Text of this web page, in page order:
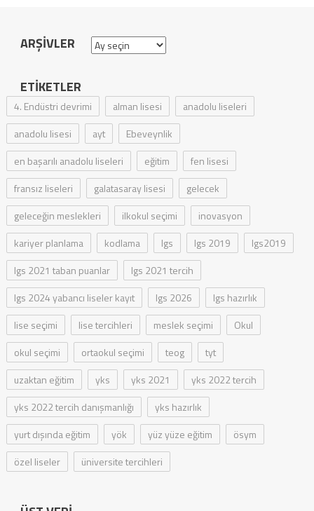
ARŞIVLER Arşivler
ETIKETLER
4. Endüstri devrimi alman lisesi
anadolu liseleri
anadolu lisesi
ayt
Ebeveynlik
en başarılı anadolu liseleri
eğitim
fen lisesi
fransız liseleri
galatasaray lisesi
gelecek
geleceğin meslekleri
ilkokul seçimi
inovasyon
kariyer planlama
kodlama lgs lgs 2019
lgs2019
lgs 2021 taban puanlar
lgs 2021 tercih
lgs 2024 yabancı liseler kayıt
lgs 2026
lgs hazırlık
lise seçimi
lise tercihleri meslek seçimi
Okul
okul seçimi
ortaokul seçimi teog
tyt
uzaktan eğitim
yks yks 2021
yks 2022 tercih
yks 2022 tercih danışmanlığı
yks hazırlık
yurt dışında eğitim
yök yüz yüze eğitim
ösym
özel liseler
üniversite tercihleri